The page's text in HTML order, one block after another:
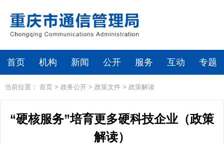
首页 机构 新闻 公开 服务 互动 专题
当前位置： 首页 > 政务公开 > 政策文件 > 政策解读
“硬核服务”培育更多硬科技企业（政策
解读）